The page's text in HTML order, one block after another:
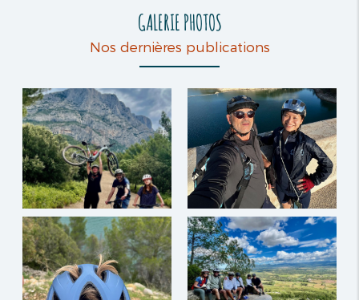
GALERIE PHOTOS
Nos dernières publications